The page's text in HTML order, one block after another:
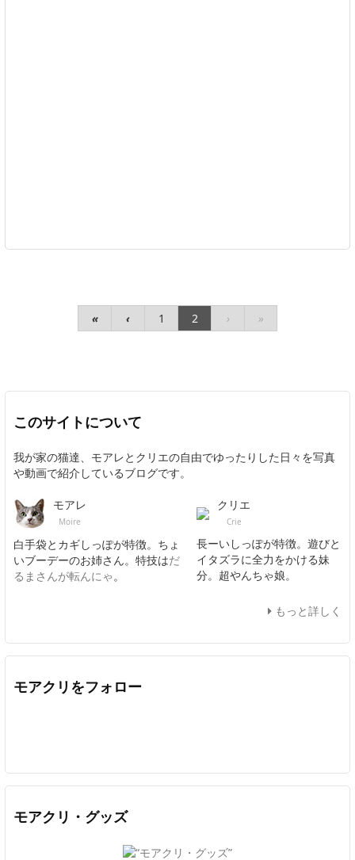
« ‹ 1 2 › »
このサイトについて
我が家の猫達、モアレとクリエの自由でゆったりした日々を写真
や動画で紹介しているブログです。
モアレ
Moire
白手袋とカギしっぽが特徴。ちょ
いブーデーのお姉さん。特技はだ
るまさんが転んにゃ。
クリエ
Crie
長ーいしっぽが特徴。遊びと
イタズラに全力をかける妹
分。超やんちゃ娘。
もっと詳しく
モアクリをフォロー
モアクリ・グッズ